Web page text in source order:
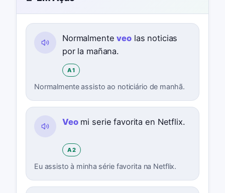
Normalmenteveo las noticias
por la mañana.
A1
Normalmente assisto ao noticiário de manhã.
Veomi serie favorita en Netflix.
A2
Eu assisto à minha série favorita na Netflix.